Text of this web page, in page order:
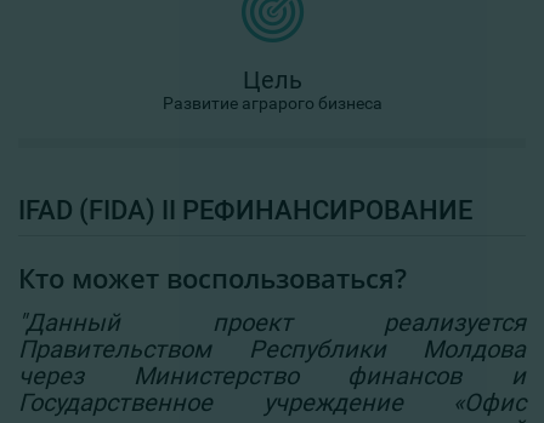
Цель
Развитие аграрого бизнеса
IFAD (FIDA) II РЕФИНАНСИРОВАНИЕ
Кто может воспользоваться?
"Данный проект реализуется
Правительством Республики Молдова
через Министерство финансов и
Государственное учреждение «Офис